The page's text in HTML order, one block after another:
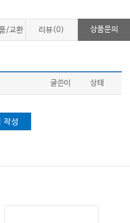
/교환 리뷰(0) 상품문의
글쓴이 상태
작성